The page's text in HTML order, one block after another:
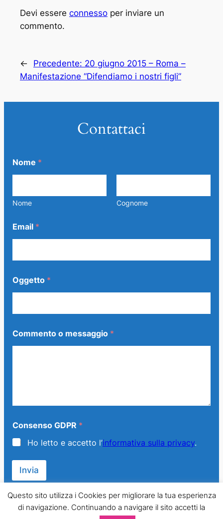
Devi essere connesso per inviare un
commento.
← Precedente: 20 giugno 2015 – Roma –
Manifestazione “Difendiamo i nostri figli”
Contattaci
Nome *
Nome Cognome
Email *
Oggetto *
Commento o messaggio *
e
s
s
i
o
Consenso GDPR *
Ho letto e accetto l’informativa sulla privacy.
Invia
© 2013 – 2024 Generazione Famiglia – LMPT Italia. All Rights
Questo sito utilizza i Cookies per migliorare la tua esperienza
di navigazione. Continuando a navigare il sito accetti la